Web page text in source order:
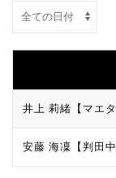
井上 莉緒【マエ
安藤 海凜【判田